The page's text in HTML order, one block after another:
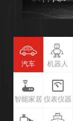
汽车 机器人
智能家居 仪表仪器